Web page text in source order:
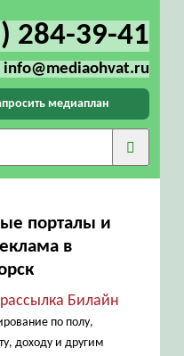
284-39-41
медиаплан
порталы и
в
Билайн
по полу,
доходу и другим